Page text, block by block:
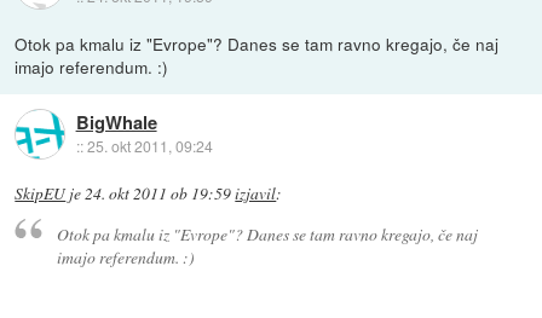
Otok pa kmalu iz "Evrope"? Danes se tam ravno kregajo, če naj
imajo referendum. :)
BigWhale
::25. okt 2011, 09:24
SkipEU je24. okt 2011 ob 19:59izjavil:
Otok pa kmalu iz "Evrope"? Danes se tam ravno kregajo, če naj
imajo referendum. :)